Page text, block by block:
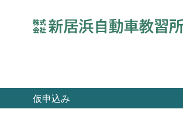
仮申込み